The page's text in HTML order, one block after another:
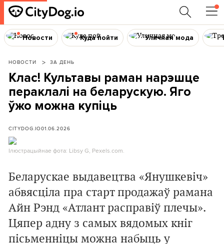
Новости Куда пойти Уличная мода
НОВОСТИ ЗА ДЕНЬ
Клас! Культавы раман нарэшце
пераклалі на беларускую. Яго
ўжо можна купіць
CITYDOG.IO01.06.2026
Ілюстрацыйнае фота: Libsy G, Pexels.com.
Беларускае выдавецтва «Янушкевіч»
абвясціла пра старт продажаў рамана
Айн Рэнд «Атлант расправіў плечы».
Цяпер адну з самых вядомых кніг
пісьменніцы можна набыць у